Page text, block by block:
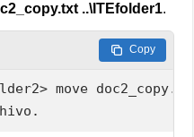
..\ITEfolder1.
Copy
move